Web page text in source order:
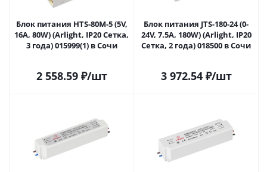
Блок питания HTS-80M-5 (5V,
16A, 80W) (Arlight, IP20 Сетка,
3 года) 015999(1) в Сочи
2 558.59₽/шт
Блок питания JTS-180-24 (0-
24V, 7.5A, 180W) (Arlight, IP20
Сетка, 2 года) 018500 в Сочи
3 972.54₽/шт